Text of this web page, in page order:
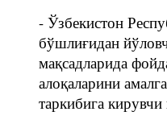
- Ўзбекистон
бўшлиғидан
мақсадларида
алоқаларини
таркибига